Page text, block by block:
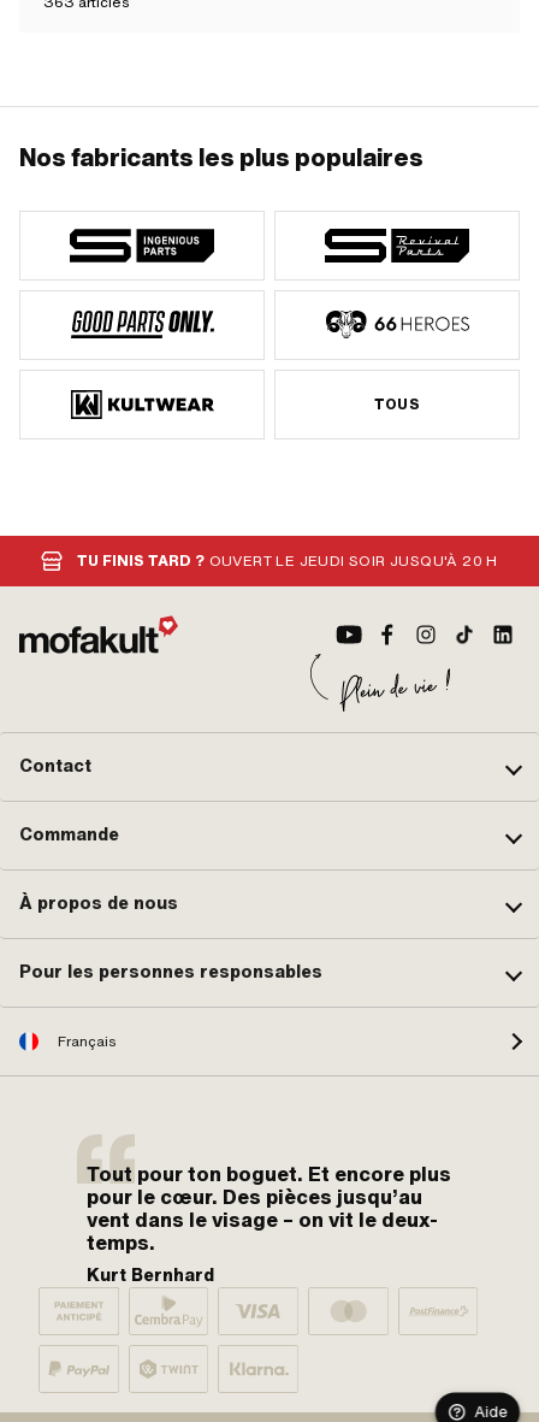
Nos fabricants les plus populaires
TOUS
TU FINIS TARD ? OUVERT LE JEUDI SOIR JUSQU'À 20 H
Contact
Commande
À propos de nous
Pour les personnes responsables
Français
Tout pour ton boguet. Et encore plus
pour le cœur. Des pièces jusqu’au
vent dans le visage – on vit le deux-
temps.
Kurt Bernhard
Aide